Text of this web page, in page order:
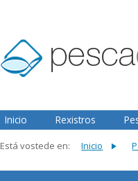
Inicio
Rexistros
Está vostede en: Inicio